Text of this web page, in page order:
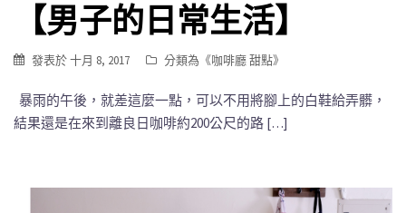
【男子的日常生活】
發表於十月 8, 2017 分類為《咖啡廳 甜點》
暴雨的午後，就差這麼一點，可以不用將腳上的白鞋給弄髒，
結果還是在來到離良日咖啡約200公尺的路 […]